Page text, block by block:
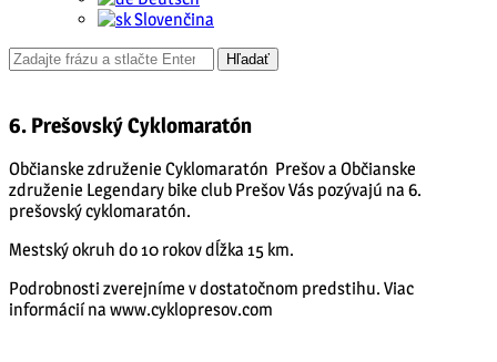
Slovenčina
6. Prešovský Cyklomaratón
Občianske združenie Cyklomaratón Prešov a Občianske
združenie Legendary bike club Prešov Vás pozývajú na 6.
prešovský cyklomaratón.
Mestský okruh do 10 rokov dĺžka 15 km.
Podrobnosti zverejníme v dostatočnom predstihu. Viac
informácií na www.cyklopresov.com